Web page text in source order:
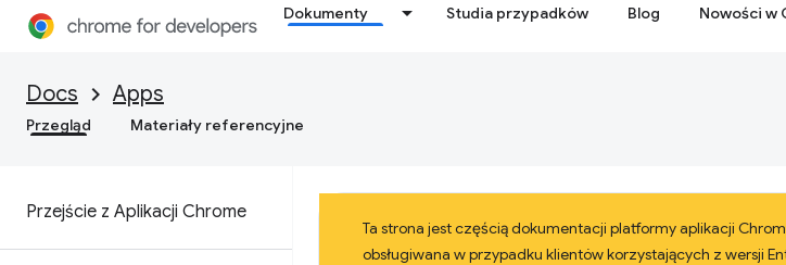
Dokumenty Studia przypadków Blog Nowości w
Docs Apps
Przegląd Materiały referencyjne
Przejście z Aplikacji Chrome
Ta strona jest częścią dokumentacji platformy aplikacji
obsługiwana w przypadku klientów korzystających z wersji